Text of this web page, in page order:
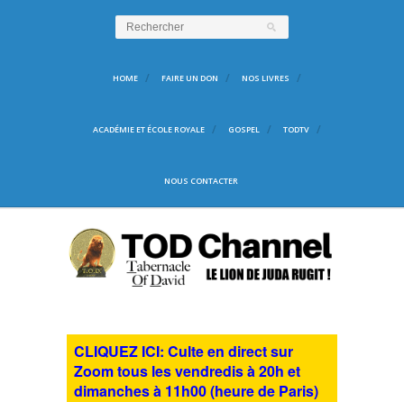
HOME FAIRE UN DON NOS LIVRES
ACADÉMIE ET ÉCOLE ROYALE GOSPEL TODTV
NOUS CONTACTER
CLIQUEZ ICI: Culte en direct sur
Zoom tous les vendredis à 20h et
dimanches à 11h00 (heure de Paris)